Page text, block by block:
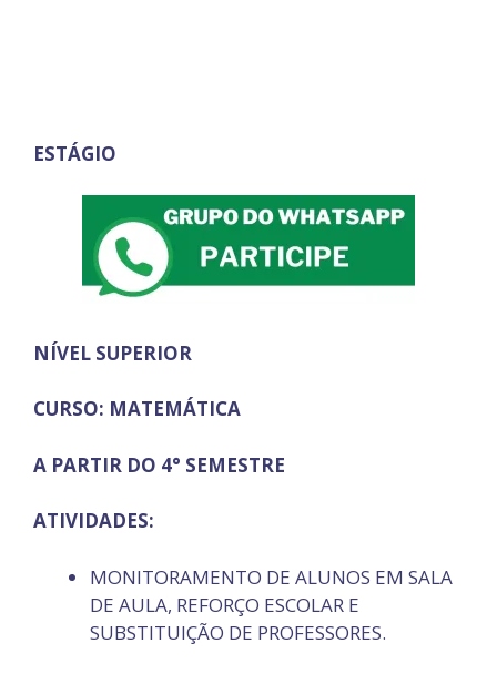
ESTÁGIO
NÍVEL SUPERIOR
CURSO: MATEMÁTICA
A PARTIR DO 4° SEMESTRE
ATIVIDADES:
MONITORAMENTO DE ALUNOS EM SALA
DE AULA, REFORÇO ESCOLAR E
SUBSTITUIÇÃO DE PROFESSORES.